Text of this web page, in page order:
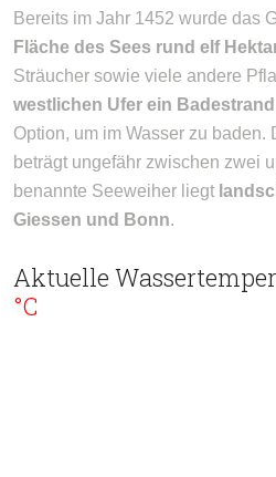
Bereits im Jahr 1452 wurde das
Fläche des Sees rund elf
Sträucher sowie viele andere
westlichen Ufer ein Badestrand
Option, um im Wasser zu
beträgt ungefähr zwischen zwei
benannte Seeweiher liegt
Giessen und Bonn.
Aktuelle
°C